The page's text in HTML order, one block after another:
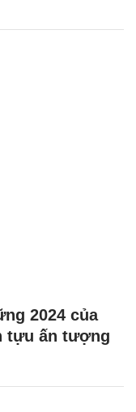
2024 của
tựu ấn tượng